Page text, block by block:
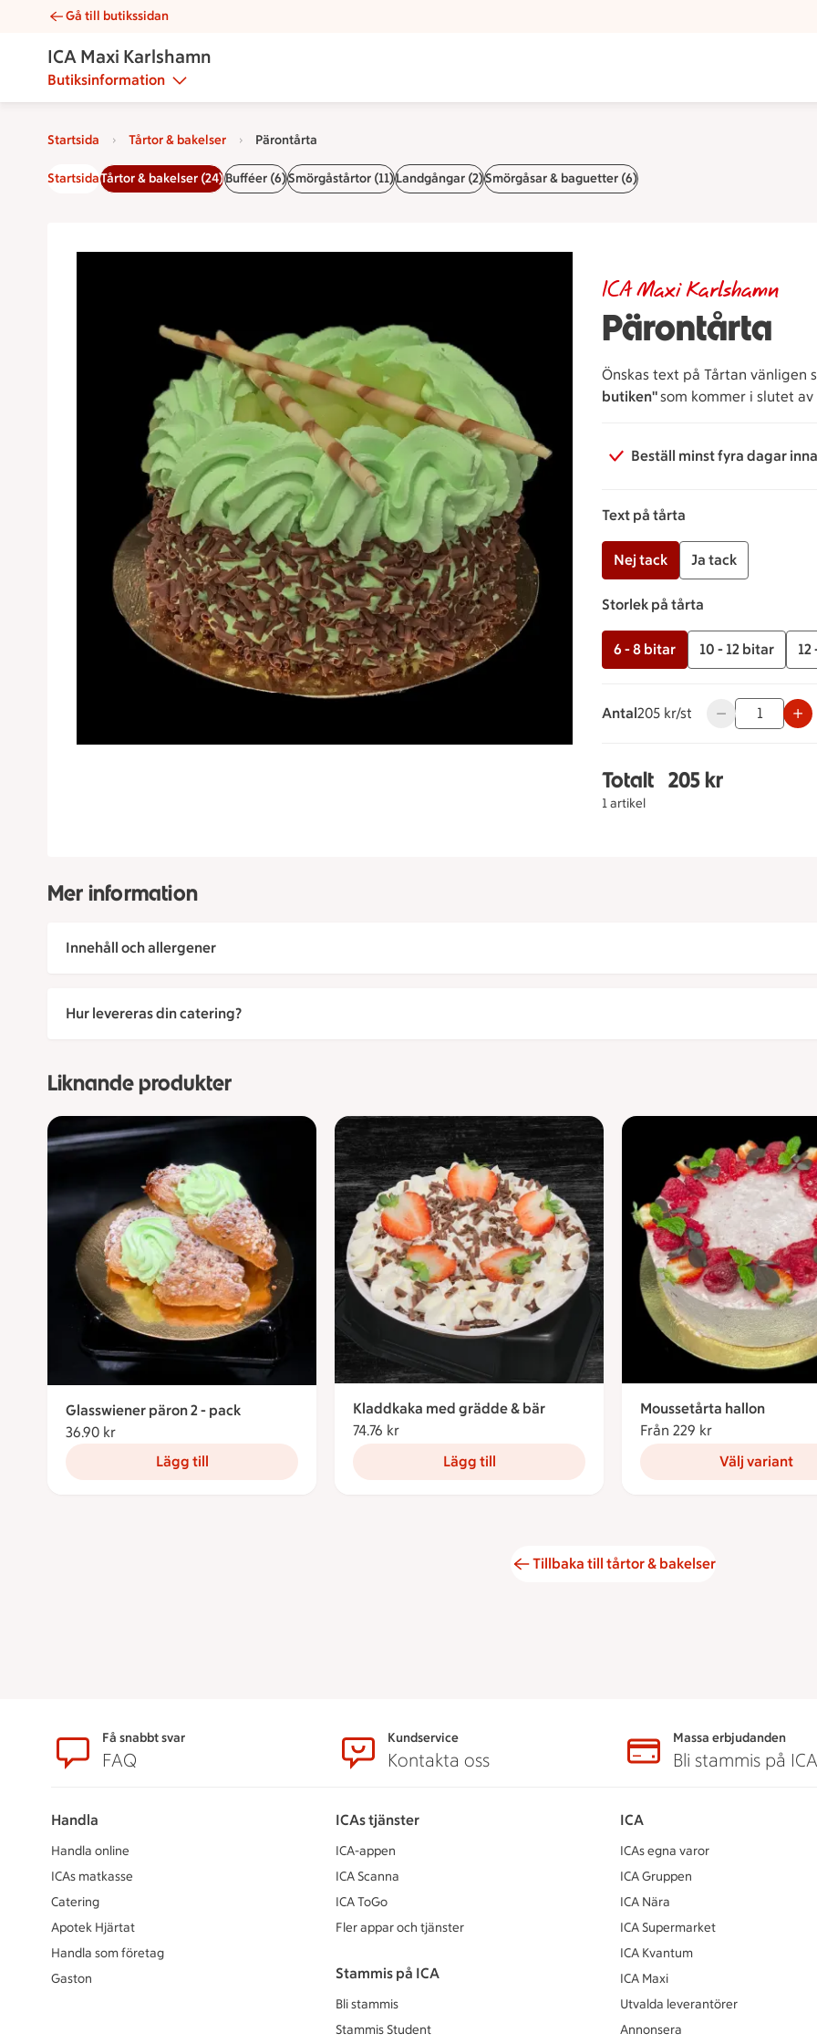
Pärontårta | Catering ICA Maxi Karlshamn
Gå till butikssidan
ICA Maxi Karlshamn
Butiksinformation
Startsida Tårtor & bakelser Pärontårta
StartsidaTårtor & bakelser (24)Bufféer (6)Smörgåstårtor (11)Landgångar (2)Smörgåsar & baguetter (6)
Pärontårta
ICA Maxi Karlshamn
Önskas text på Tårtan vänligen
butiken"som kommer i slutet
Beställ minst fyra dagar
Text på tårta
Nej tack Ja tack
Storlek på tårta
6 - 8 bitar 10 - 12 bitar 12
Antal
205 kronor styck
205 kr/st Använd
Totalt
1 artikel
Totalt 1 stycken
205 kr
Mer information
Innehåll och allergener
Hur levereras din catering?
Liknande produkter
Glasswiener päron 2 - pack
36.90 kr
Lägg till
Kladdkaka med grädde & bär
74.76 kr
Lägg till
Moussetårta hallon
Från 229 kr
Välj variant
Tillbaka till tårtor & bakelser
SidfotFå snabbt svar
FAQ
Kundservice
Kontakta oss
Massa erbjudanden
Bli stammis på ICA
Handla
Handla online
ICAs matkasse
Catering
Apotek Hjärtat
Handla som företag
Gaston
ICAs tjänster
ICA-appen
ICA Scanna
ICA ToGo
Fler appar och tjänster
Stammis på ICA
Bli stammis
Stammis Student
ICA
ICAs egna varor
ICA Gruppen
ICA Nära
ICA Supermarket
ICA Kvantum
ICA Maxi
Utvalda leverantörer
Annonsera